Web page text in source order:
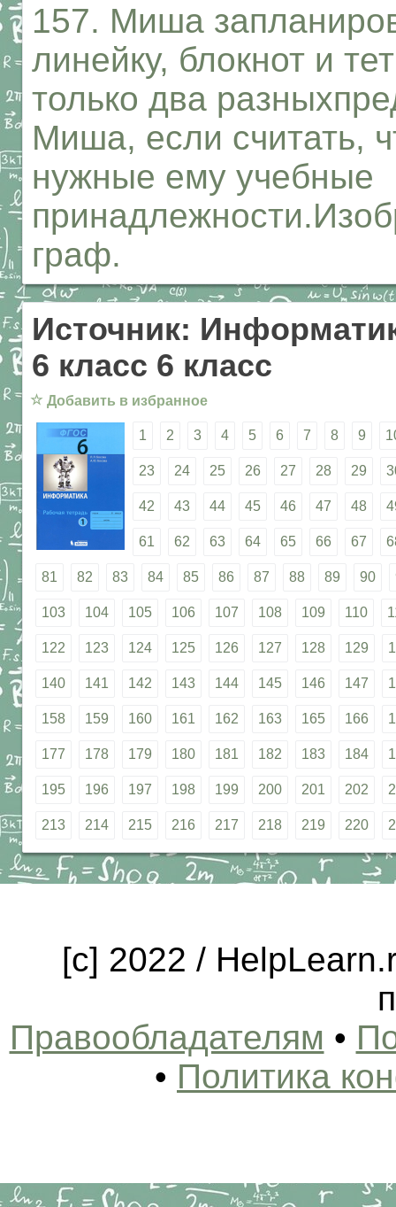
157. Миша
линейку, блокнот и
только два
Миша, если считать,
нужные ему учебные
граф.
Источник:
6 класс 6 класс
☆ Добавить в избранное
1 2 3 4 5 6 7 8 9
23 24 25 26 27 28 29
42 43 44 45 46 47 48
61 62 63 64 65 66 67
81 82 83 84 85 86 87 88 89 90
103 104 105 106 107 108 109 110
122 123 124 125 126 127 128 129
140 141 142 143 144 145 146 147
158 159 160 161 162 163 165 166
177 178 179 180 181 182 183 184
195 196 197 198 199 200 201 202
213 214 215 216 217 218 219 220
[c] 2022 /
Правообладателям •
• Политика